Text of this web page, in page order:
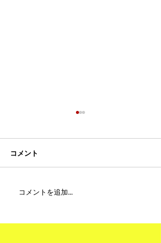
MFC DREAM FIGHT 24にご
皆様へ
コメント
コメントを追加…